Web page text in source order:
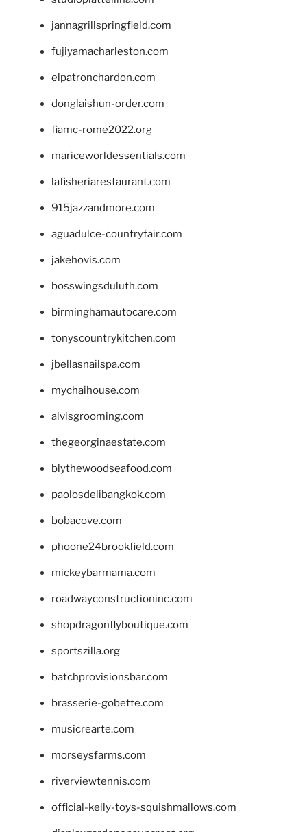
jannagrillspringfield.com
fujiyamacharleston.com
elpatronchardon.com
donglaishun-order.com
fiamc-rome2022.org
mariceworldessentials.com
lafisheriarestaurant.com
915jazzandmore.com
aguadulce-countryfair.com
jakehovis.com
bosswingsduluth.com
birminghamautocare.com
tonyscountrykitchen.com
jbellasnailspa.com
mychaihouse.com
alvisgrooming.com
thegeorginaestate.com
blythewoodseafood.com
paolosdelibangkok.com
bobacove.com
phoone24brookfield.com
mickeybarmama.com
roadwayconstructioninc.com
shopdragonflyboutique.com
sportszilla.org
batchprovisionsbar.com
brasserie-gobette.com
musicrearte.com
morseysfarms.com
riverviewtennis.com
official-kelly-toys-squishmallows.com